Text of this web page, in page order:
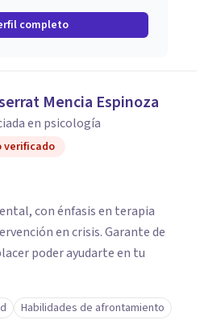
completo
Mencia Espinoza
en psicología
verificado
con énfasis en terapia
en crisis. Garante de
poder ayudarte en tu
Habilidades de afrontamiento